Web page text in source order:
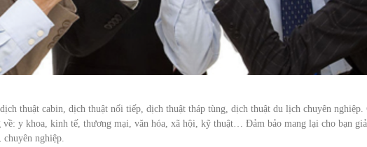
thuật cabin, dịch thuật nối tiếp, dịch thuật tháp tùng, dịch thuật du lịch chuyên nghiệp.
về: y khoa, kinh tế, thương mại, văn hóa, xã hội, kỹ thuật… Đảm bảo mang lại cho bạn
nghiệp.